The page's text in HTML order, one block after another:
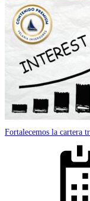
Fortalecemos la cartera